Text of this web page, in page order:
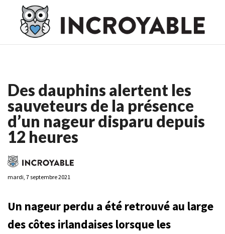
Casino En Ligne France
Casino En Ligne France
Ligne
Des dauphins alertent les
sauveteurs de la présence
d’un nageur disparu depuis
12 heures
mardi, 7 septembre 2021
Un nageur perdu a été retrouvé au large
des côtes irlandaises lorsque les